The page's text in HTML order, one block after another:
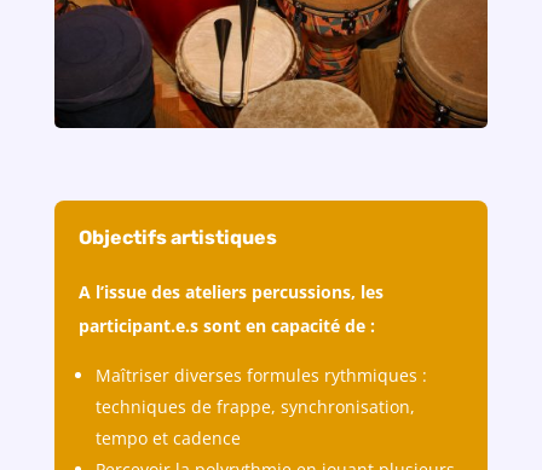
Objectifs artistiques
A l’issue des ateliers percussions, les
participant.e.s sont en capacité de :
Maîtriser diverses formules rythmiques :
techniques de frappe, synchronisation,
tempo et cadence